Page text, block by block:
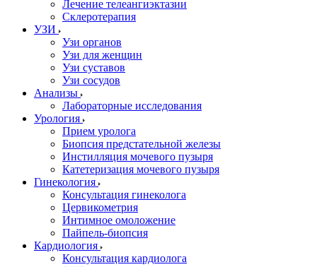
Лечение телеангиэктазии
Склеротерапия
УЗИ
Узи органов
Узи для женщин
Узи cуставов
Узи сосудов
Анализы
Лабораторные исследования
Урология
Прием уролога
Биопсия предстательной железы
Инстилляция мочевого пузыря
Катетеризация мочевого пузыря
Гинекология
Консультация гинеколога
Цервикометрия
Интимное омоложение
Пайпель-биопсия
Кардиология
Консультация кардиолога